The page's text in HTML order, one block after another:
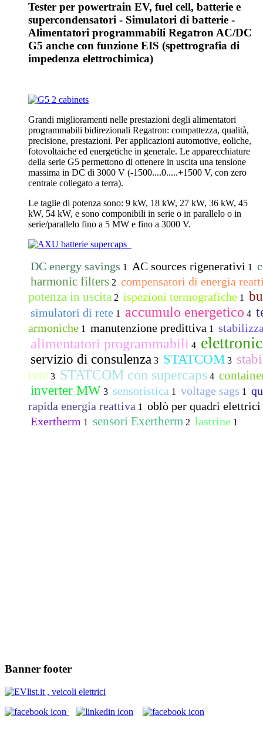
Tester per powertrain EV, fuel cell, batterie e
supercondensatori - Simulatori di batterie -
Alimentatori programmabili Regatron AC/DC
G5 anche con funzione EIS (spettrografia di
impedenza elettrochimica)
Grandi miglioramenti nelle prestazioni degli alimentatori
programmabili bidirezionali Regatron: compattezza, qualità,
precisione, prestazioni. Per applicazioni automotive, eoliche,
fotovoltaiche ed energetiche in generale. Le apparecchiature
della serie G5 permettono di ottenere in uscita una tensione
massima in DC di 3000 V (-1500....0.....+1500 V, con zero
centrale collegato a terra).
Le taglie di potenza sono: 9 kW, 18 kW, 27 kW, 36 kW, 45
kW, 54 kW, e sono componibili in serie o in parallelo o in
serie/parallelo fino a 5 MW e fino a 3000 V.
DC energy savings 1 AC sources rigenerativi 1
harmonic filters 2 compensatori di energia
potenza in uscita 2 ispezioni termografiche 1
simulatori di rete 1 accumulo energetico 4
armoniche 1 manutenzione predittiva 1
alimentatori programmabili 4
servizio di consulenza 3 STATCOM 3
rete 3 STATCOM con supercaps 4
inverter MW 3 sensoristica 1 voltage sags 1
rapida energia reattiva 1 oblò per quadri elettrici
Exertherm 1 sensori Exertherm 2 lastrine 1
Banner footer